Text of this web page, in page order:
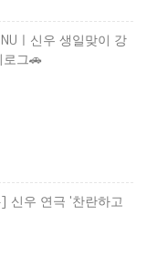
ㅣ신우 생일맞이 강
그🚗
신우 연극 '찬란하고